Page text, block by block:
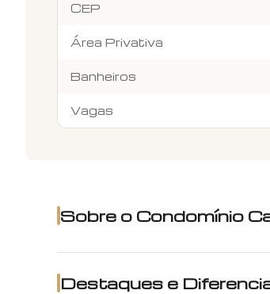
CEP
Área Privativa
Banheiros
Vagas
Sobre o Condomínio
Destaques e